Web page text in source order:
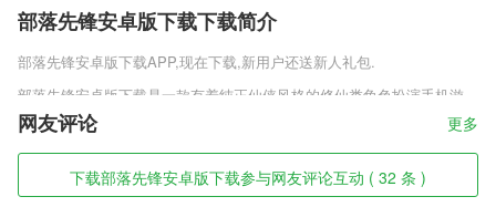
部落先锋安卓版下载下载简介
部落先锋安卓版下载APP,现在下载,新用户还送新人礼包.
部落先锋安卓版下载是一款有着纯正仙侠风格的修仙类角色扮演手机游
戏，游戏制作团队邀请国内知名画家绘画场景，炫酷淡雅，霸气的坐骑任
你挑选，不同的坐骑有着不同的属性加成。拿起你的剑，开创一个属于自
己的修仙之旅。
部落先锋安卓版下载软件特色
网友评论 更多
下载部落先锋安卓版下载参与网友评论互动 ( 32 条 )